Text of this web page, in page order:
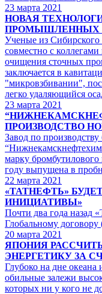
23 марта 2021
НОВАЯ
ПРОМЫШЛЕННЫХ
Ученые из
совместно с
очищения сточных
заключается в
"микровзбивании",
легко удаляющийся
23 марта 2021
ПРОИЗВОДСТВО
Завод по производству
марку
году выпущена в
22 марта 2021
«ТАТНЕФТЬ»
ИНИЦИАТИВЫ»
Почти два года назад
Глобальному
20 марта 2021
ЯПОНИЯ
ЭНЕРГЕТИКУ ЗА
Глубоко на дне океана
обильные залежи
которых ни у кого не